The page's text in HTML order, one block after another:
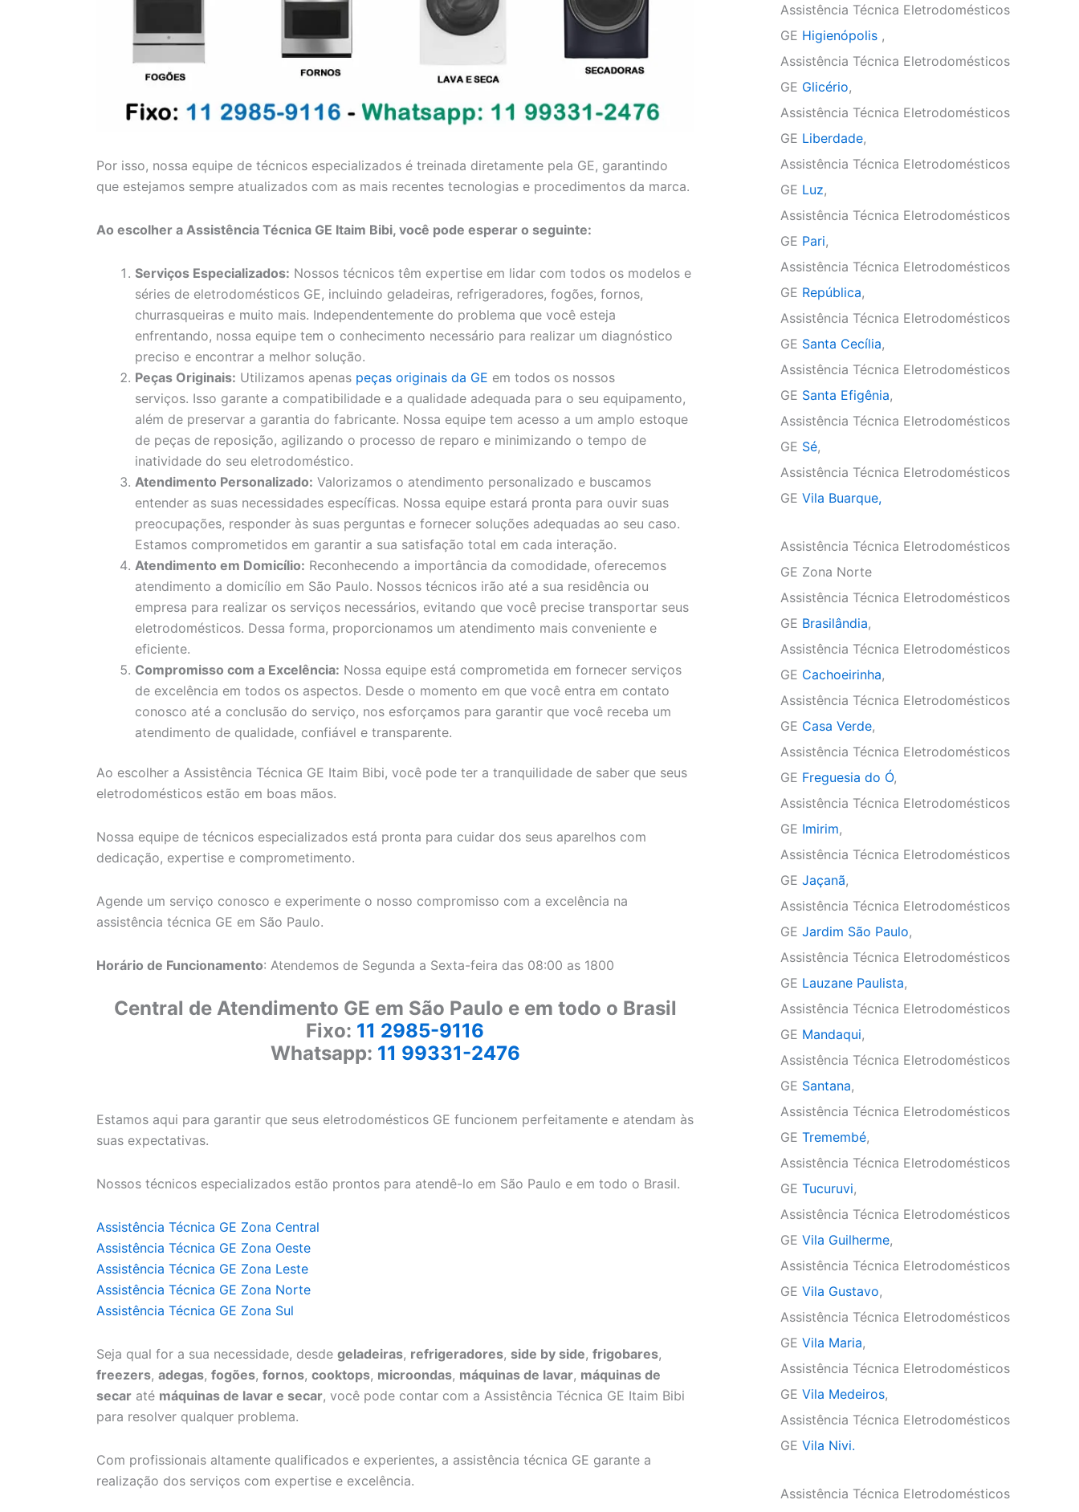
Por isso, nossa equipe de técnicos especializados é treinada diretamente pela GE, garantindo
que estejamos sempre atualizados com as mais recentes tecnologias e procedimentos da marca.
Ao escolher a Assistência Técnica GE Itaim Bibi, você pode esperar o seguinte:
Serviços Especializados: Nossos técnicos têm expertise em lidar com todos os modelos e
séries de eletrodomésticos GE, incluindo geladeiras, refrigeradores, fogões, fornos,
churrasqueiras e muito mais. Independentemente do problema que você esteja
enfrentando, nossa equipe tem o conhecimento necessário para realizar um diagnóstico
preciso e encontrar a melhor solução.
Peças Originais: Utilizamos apenas peças originais da GE em todos os nossos
serviços. Isso garante a compatibilidade e a qualidade adequada para o seu equipamento,
além de preservar a garantia do fabricante. Nossa equipe tem acesso a um amplo estoque
de peças de reposição, agilizando o processo de reparo e minimizando o tempo de
inatividade do seu eletrodoméstico.
Atendimento Personalizado: Valorizamos o atendimento personalizado e buscamos
entender as suas necessidades específicas. Nossa equipe estará pronta para ouvir suas
preocupações, responder às suas perguntas e fornecer soluções adequadas ao seu caso.
Estamos comprometidos em garantir a sua satisfação total em cada interação.
Atendimento em Domicílio: Reconhecendo a importância da comodidade, oferecemos
atendimento a domicílio em São Paulo. Nossos técnicos irão até a sua residência ou
empresa para realizar os serviços necessários, evitando que você precise transportar seus
eletrodomésticos. Dessa forma, proporcionamos um atendimento mais conveniente e
eficiente.
Compromisso com a Excelência: Nossa equipe está comprometida em fornecer serviços
de excelência em todos os aspectos. Desde o momento em que você entra em contato
conosco até a conclusão do serviço, nos esforçamos para garantir que você receba um
atendimento de qualidade, confiável e transparente.
Ao escolher a Assistência Técnica GE Itaim Bibi, você pode ter a tranquilidade de saber que seus
eletrodomésticos estão em boas mãos.
Nossa equipe de técnicos especializados está pronta para cuidar dos seus aparelhos com
dedicação, expertise e comprometimento.
Agende um serviço conosco e experimente o nosso compromisso com a excelência na
assistência técnica GE em São Paulo.
Horário de Funcionamento: Atendemos de Segunda a Sexta-feira das 08:00 as 1800
Central de Atendimento GE em São Paulo e em todo o Brasil
Fixo: 11 2985-9116
Whatsapp: 11 99331-2476
Estamos aqui para garantir que seus eletrodomésticos GE funcionem perfeitamente e atendam às
suas expectativas.
Nossos técnicos especializados estão prontos para atendê-lo em São Paulo e em todo o Brasil.
Assistência Técnica GE Zona Central
Assistência Técnica GE Zona Oeste
Assistência Técnica GE Zona Leste
Assistência Técnica GE Zona Norte
Assistência Técnica GE Zona Sul
Seja qual for a sua necessidade, desde geladeiras, refrigeradores, side by side, frigobares,
freezers, adegas, fogões, fornos, cooktops, microondas, máquinas de lavar, máquinas de
secar até máquinas de lavar e secar, você pode contar com a Assistência Técnica GE Itaim Bibi
para resolver qualquer problema.
Com profissionais altamente qualificados e experientes, a assistência técnica GE garante a
realização dos serviços com expertise e excelência.
Assistência Técnica Eletrodomésticos
GE Higienópolis ,
Assistência Técnica Eletrodomésticos
GE Glicério,
Assistência Técnica Eletrodomésticos
GE Liberdade,
Assistência Técnica Eletrodomésticos
GE Luz,
Assistência Técnica Eletrodomésticos
GE Pari,
Assistência Técnica Eletrodomésticos
GE República,
Assistência Técnica Eletrodomésticos
GE Santa Cecília,
Assistência Técnica Eletrodomésticos
GE Santa Efigênia,
Assistência Técnica Eletrodomésticos
GE Sé,
Assistência Técnica Eletrodomésticos
GE Vila Buarque,
Assistência Técnica Eletrodomésticos
GE Zona Norte
Assistência Técnica Eletrodomésticos
GE Brasilândia,
Assistência Técnica Eletrodomésticos
GE Cachoeirinha,
Assistência Técnica Eletrodomésticos
GE Casa Verde,
Assistência Técnica Eletrodomésticos
GE Freguesia do Ó,
Assistência Técnica Eletrodomésticos
GE Imirim,
Assistência Técnica Eletrodomésticos
GE Jaçanã,
Assistência Técnica Eletrodomésticos
GE Jardim São Paulo,
Assistência Técnica Eletrodomésticos
GE Lauzane Paulista,
Assistência Técnica Eletrodomésticos
GE Mandaqui,
Assistência Técnica Eletrodomésticos
GE Santana,
Assistência Técnica Eletrodomésticos
GE Tremembé,
Assistência Técnica Eletrodomésticos
GE Tucuruvi,
Assistência Técnica Eletrodomésticos
GE Vila Guilherme,
Assistência Técnica Eletrodomésticos
GE Vila Gustavo,
Assistência Técnica Eletrodomésticos
GE Vila Maria,
Assistência Técnica Eletrodomésticos
GE Vila Medeiros,
Assistência Técnica Eletrodomésticos
GE Vila Nivi.
Assistência Técnica Eletrodomésticos